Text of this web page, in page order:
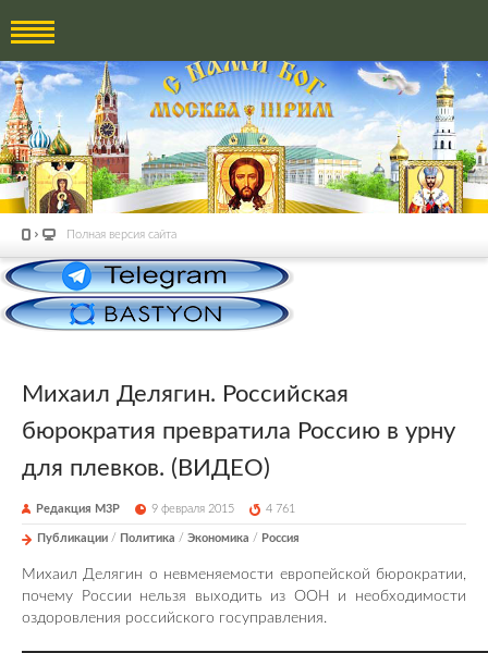
Полная версия сайта
Михаил Делягин. Российская
бюрократия превратила Россию в урну
для плевков. (ВИДЕО)
Редакция М3Р 9 февраля 2015 4 761
Публикации / Политика / Экономика / Россия
Михаил Делягин о невменяемости европейской бюрократии,
почему России нельзя выходить из ООН и необходимости
оздоровления российского госуправления.